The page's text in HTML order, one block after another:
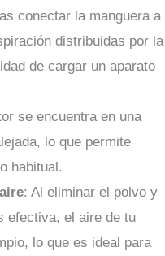
conectar la manguera a
distribuidas por la
de cargar un aparato
se encuentra en una
lo que permite
habitual.
: Al eliminar el polvo y
efectiva, el aire de tu
lo que es ideal para